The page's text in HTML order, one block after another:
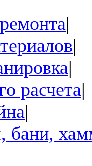
|
|
|
расчета|
|
бани,